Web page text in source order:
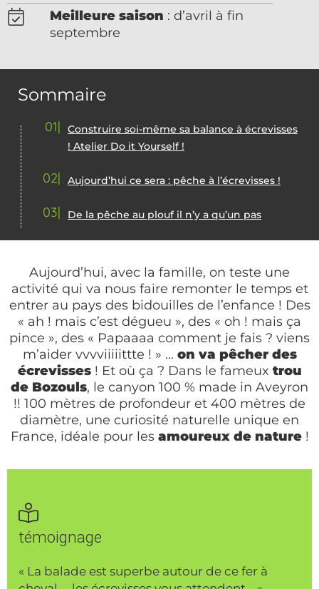
Meilleure saison : d’avril à fin
septembre
Sommaire
01
Construire soi-même sa balance à écrevisses
! Atelier Do it Yourself !
02 Aujourd’hui ce sera : pêche à l’écrevisses !
03 De la pêche au plouf il n’y a qu’un pas
Aujourd’hui, avec la famille, on teste une
activité qui va nous faire remonter le temps et
entrer au pays des bidouilles de l’enfance ! Des
« ah ! mais c’est dégueu », des « oh ! mais ça
pince », des « Papaaaa comment je fais ? viens
m’aider vvvviiiiittte ! » … on va pêcher des
écrevisses! Et où ça ? Dans le fameux trou
de Bozouls, le canyon 100 % made in Aveyron
!! 100 mètres de profondeur et 400 mètres de
diamètre, une curiosité naturelle unique en
France, idéale pour les amoureux de nature!
témoignage
« La balade est superbe autour de ce fer à